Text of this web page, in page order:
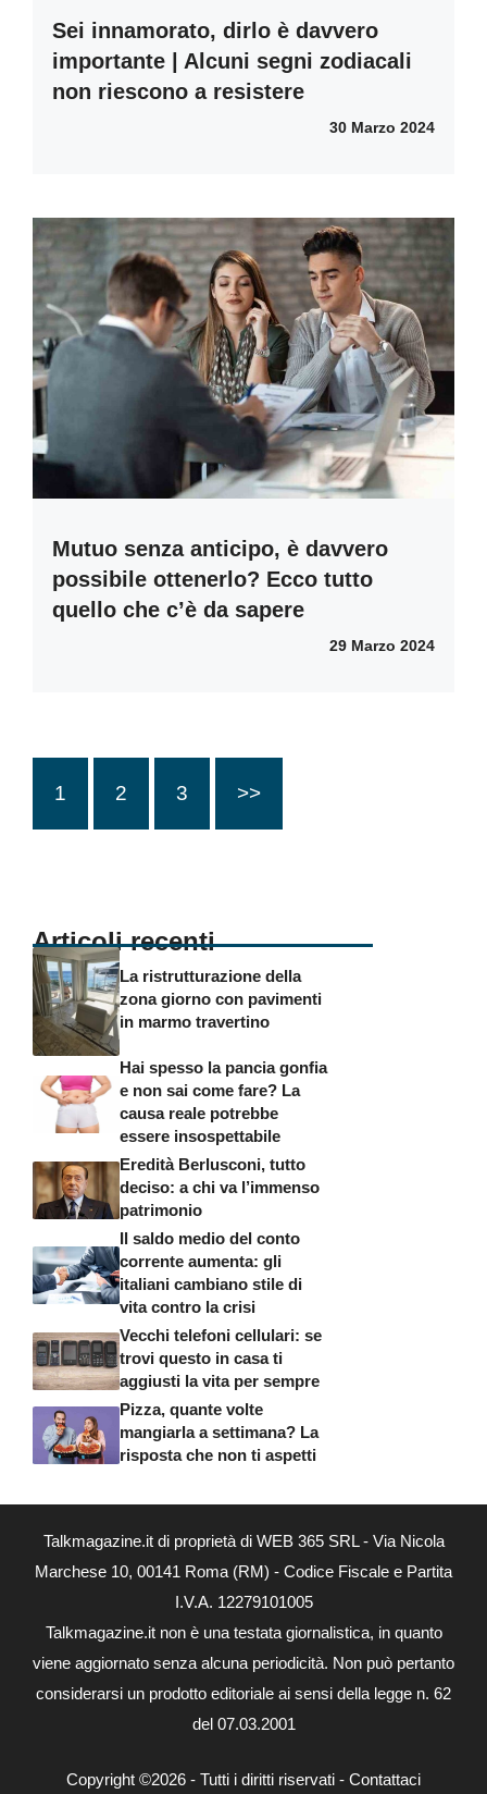
Sei innamorato, dirlo è davvero
importante | Alcuni segni zodiacali
non riescono a resistere
30 Marzo 2024
Mutuo senza anticipo, è davvero
possibile ottenerlo? Ecco tutto
quello che c’è da sapere
29 Marzo 2024
1 2 3 >>
Articoli recenti
La ristrutturazione della
zona giorno con pavimenti
in marmo travertino
Hai spesso la pancia gonfia
e non sai come fare? La
causa reale potrebbe
essere insospettabile
Eredità Berlusconi, tutto
deciso: a chi va l’immenso
patrimonio
Il saldo medio del conto
corrente aumenta: gli
italiani cambiano stile di
vita contro la crisi
Vecchi telefoni cellulari: se
trovi questo in casa ti
aggiusti la vita per sempre
Pizza, quante volte
mangiarla a settimana? La
risposta che non ti aspetti
Talkmagazine.it di proprietà di WEB 365 SRL - Via Nicola
Marchese 10, 00141 Roma (RM) - Codice Fiscale e Partita
I.V.A. 12279101005
Talkmagazine.it non è una testata giornalistica, in quanto
viene aggiornato senza alcuna periodicità. Non può pertanto
considerarsi un prodotto editoriale ai sensi della legge n. 62
del 07.03.2001
Copyright ©2026 - Tutti i diritti riservati - Contattaci